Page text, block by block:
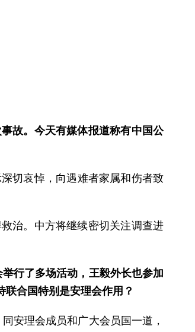
故。今天有媒体报道称有中国公
切哀悼，向遇难者家属和伤者致
治。中方将继续密切关注调查进
行了多场活动，王毅外长也参加
合国特别是安理会作用？
安理会成员和广大会员国一道，